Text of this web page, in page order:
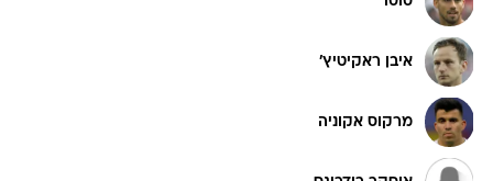
איבן ראקיטיץ'
מרקוס אקוניה